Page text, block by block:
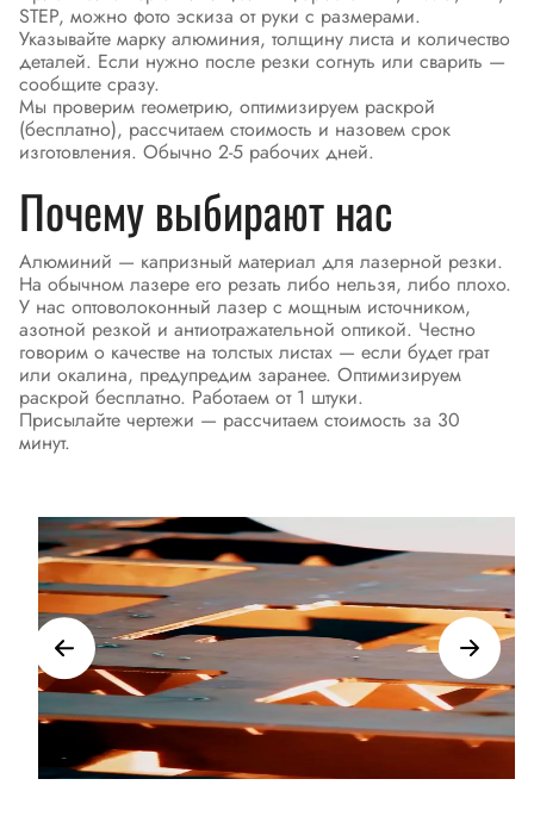
STEP, можно фото эскиза от руки с размерами.
Указывайте марку алюминия, толщину листа и количество
деталей. Если нужно после резки согнуть или сварить —
сообщите сразу.
Мы проверим геометрию, оптимизируем раскрой
(бесплатно), рассчитаем стоимость и назовем срок
изготовления. Обычно 2-5 рабочих дней.
Почему выбирают нас
Алюминий — капризный материал для лазерной резки.
На обычном лазере его резать либо нельзя, либо плохо.
У нас оптоволоконный лазер с мощным источником,
азотной резкой и антиотражательной оптикой. Честно
говорим о качестве на толстых листах — если будет грат
или окалина, предупредим заранее. Оптимизируем
раскрой бесплатно. Работаем от 1 штуки.
Присылайте чертежи — рассчитаем стоимость за 30
минут.